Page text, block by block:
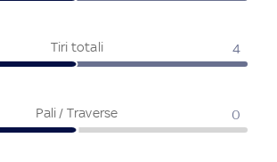
Tiri totali 4
Pali / Traverse 0